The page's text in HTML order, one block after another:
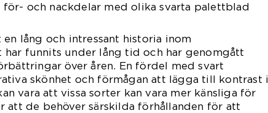
och nackdelar med olika svarta palettblad
lång och intressant historia inom
har funnits under lång tid och har genomgått
över åren. En fördel med svart
skönhet och förmågan att lägga till kontrast i
vara att vissa sorter kan vara mer känsliga för
att de behöver särskilda förhållanden för att